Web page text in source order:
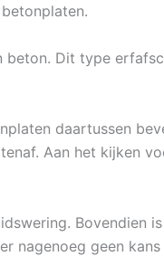
beton. Dit type
daartussen
Aan het kijken
Bovendien
nagenoeg geen